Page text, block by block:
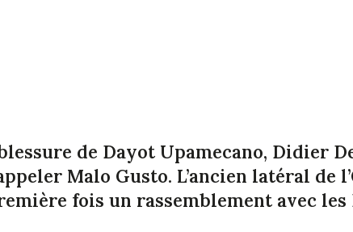
de Dayot Upamecano, Didier
Malo Gusto. L’ancien latéral de
fois un rassemblement avec les